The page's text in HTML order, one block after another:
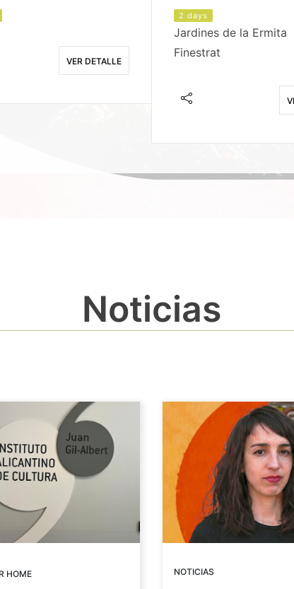
VER DETALLE
2 days
Jardines de la Ermita
Finestrat
Noticias
HOME NOTICIAS